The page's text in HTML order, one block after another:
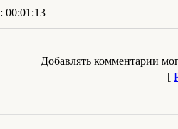
: 00:01:13
Добавлять комментарии
[